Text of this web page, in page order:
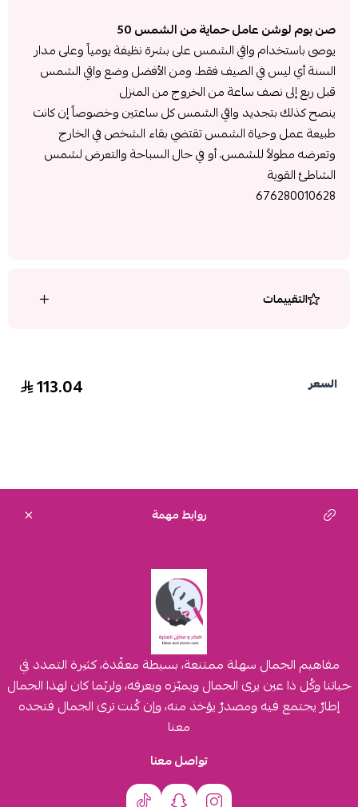
صن بوم لوشن عامل حماية من الشمس 50
يوصى باستخدام واقي الشمس على بشرة نظيفة يومياً وعلى مدار
السنة أي ليس في الصيف فقط، ومن الأفضل وضع واقي الشمس
قبل ربع إلى نصف ساعة من الخروج من المنزل
ينصح كذلك بتجديد واقي الشمس كل ساعتين وخصوصاً إن كانت
طبيعة عمل وحياة الشمس تقتضي بقاء الشخص في الخارج
وتعرضه مطولاً للشمس، أو في حال السباحة والتعرض لشمس
الشاطئ القوية
676280010628
التقييمات
السعر 113.04
روابط مهمة
مفاهيم الجمال سهلة ممتنعة، بسيطة معقّدة، كثيرة التمدد في
حياتنا وكُل ذا عين يرى الجمال ويميّزه ويعرفه، ولربّما كان لهذا الجمال
إطارٌ يجتمع فيه ومصدرٌ يؤخذ منه، وإن كُنت ترى الجمال فتجده
معنا
تواصل معنا